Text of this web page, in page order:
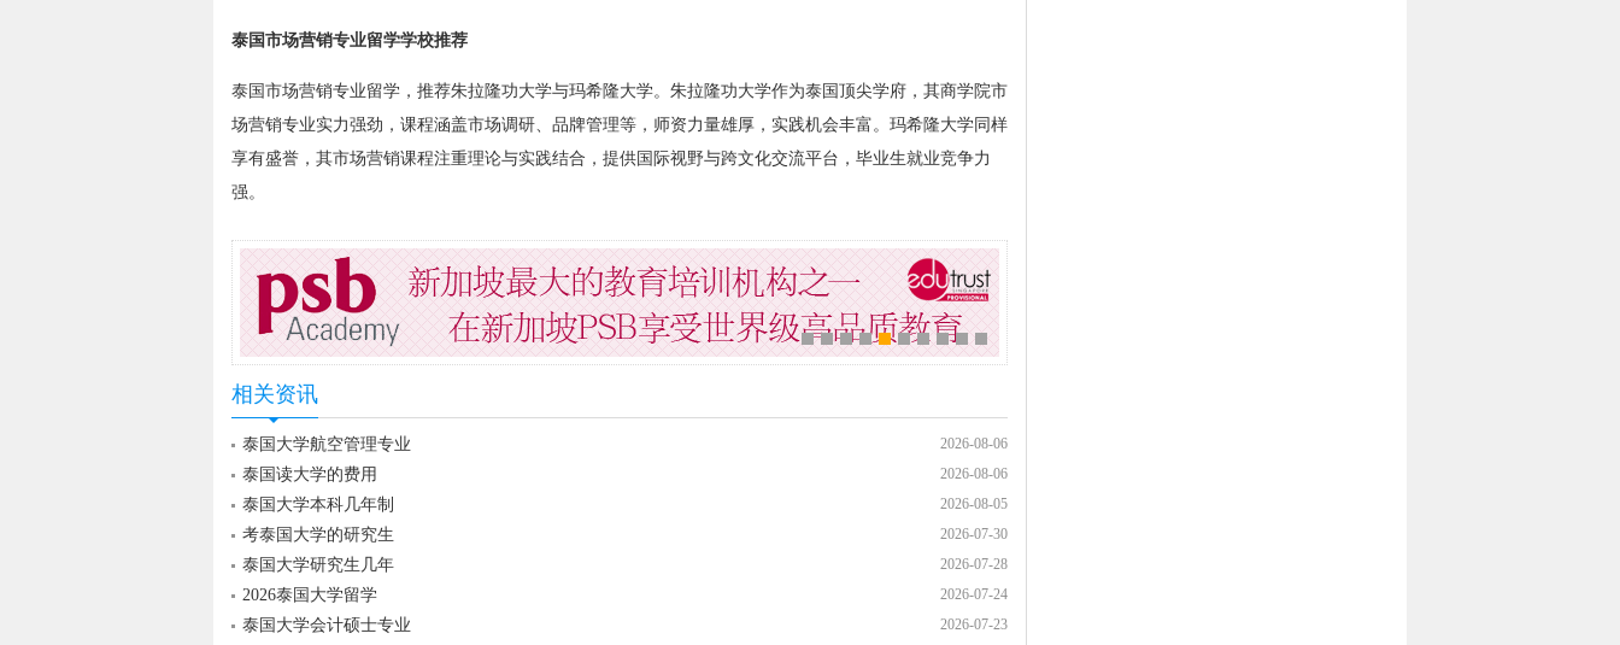
泰国市场营销专业留学学校推荐
泰国市场营销专业留学，推荐朱拉隆功大学与玛希隆大学。朱拉隆功大学作为泰国顶尖学府，其商学院市
场营销专业实力强劲，课程涵盖市场调研、品牌管理等，师资力量雄厚，实践机会丰富。玛希隆大学同样
享有盛誉，其市场营销课程注重理论与实践结合，提供国际视野与跨文化交流平台，毕业生就业竞争力
强。
相关资讯
2026-08-06
泰国大学航空管理专业
2026-08-06
泰国读大学的费用
2026-08-05
泰国大学本科几年制
2026-07-30
考泰国大学的研究生
2026-07-28
泰国大学研究生几年
2026-07-24
2026泰国大学留学
2026-07-23
泰国大学会计硕士专业